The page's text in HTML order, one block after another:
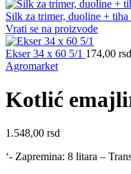
Silk za trimer, duoline +
Vrati se na proizvode
Ekser 34 x 60 5/1 174,00 rsd
Agromarket
Kotlić
1.548,00 rsd
‘- Zapremina: 8 litara –